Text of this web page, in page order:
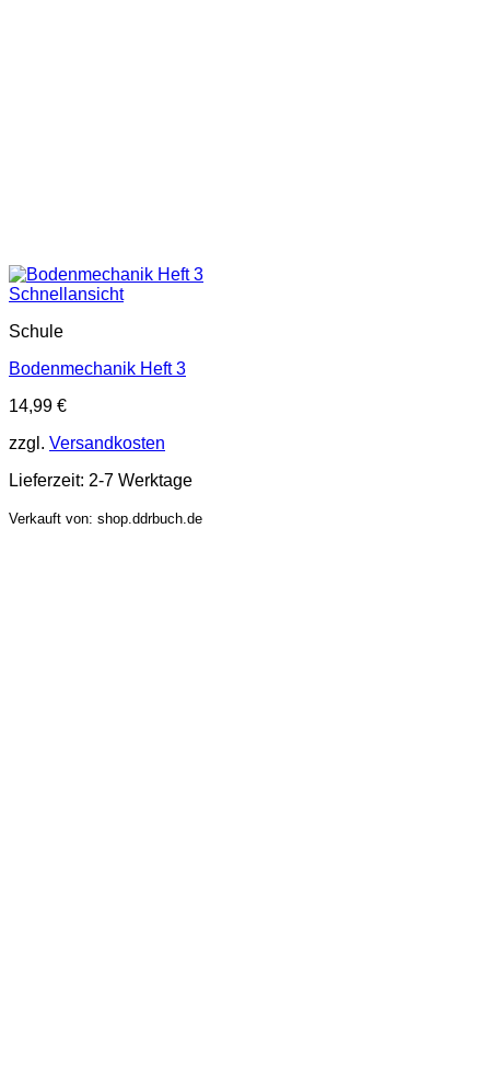
Schnellansicht
Schule
Bodenmechanik Heft 3
14,99 €
zzgl. Versandkosten
Lieferzeit: 2-7 Werktage
Verkauft von: shop.ddrbuch.de